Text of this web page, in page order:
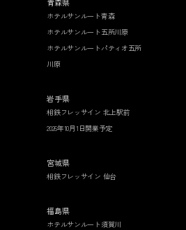
ホテルサンルート青森
ホテルサンルート五所川原
ホテルサンルートパティオ五所
川原
岩手県
相鉄フレッサイン 北上駅前
2026年10月1日開業予定
宮城県
相鉄フレッサイン 仙台
福島県
ホテルサンルート須賀川